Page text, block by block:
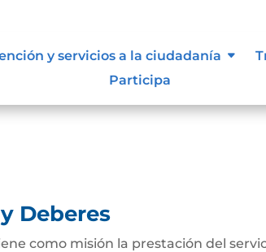
y servicios a la ciudadanía
Participa
de los procesos
Deberes
como misión la prestación del